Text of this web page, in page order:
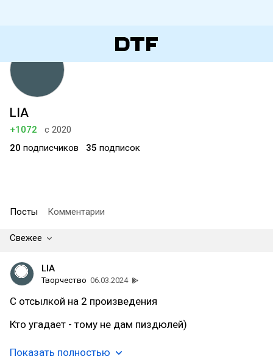
LIA
+1072
с 2020
20 подписчиков 35 подписок
Посты Комментарии
Свежее
LIA
Творчество 06.03.2024
С отсылкой на 2 произведения
Кто угадает - тому не дам пиздюлей)
Показать полностью